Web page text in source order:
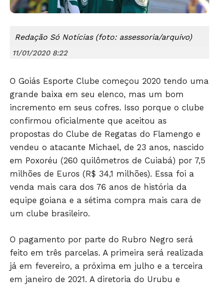
Redação Só Notícias (foto: assessoria/arquivo)
11/01/2020 8:22
O Goiás Esporte Clube começou 2020 tendo uma
grande baixa em seu elenco, mas um bom
incremento em seus cofres. Isso porque o clube
confirmou oficialmente que aceitou as
propostas do Clube de Regatas do Flamengo e
vendeu o atacante Michael, de 23 anos, nascido
em Poxoréu (260 quilômetros de Cuiabá) por 7,5
milhões de Euros (R$ 34,1 milhões). Essa foi a
venda mais cara dos 76 anos de história da
equipe goiana e a sétima compra mais cara de
um clube brasileiro.
O pagamento por parte do Rubro Negro será
feito em três parcelas. A primeira será realizada
já em fevereiro, a próxima em julho e a terceira
em janeiro de 2021. A diretoria do Urubu e